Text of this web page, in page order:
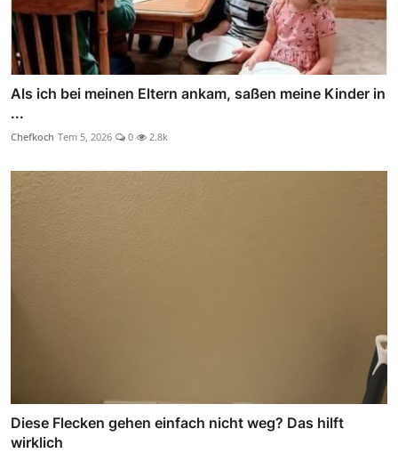
Als ich bei meinen Eltern ankam, saßen meine Kinder in
...
Chefkoch Tem 5, 2026 0 2.8k
Diese Flecken gehen einfach nicht weg? Das hilft
wirklich